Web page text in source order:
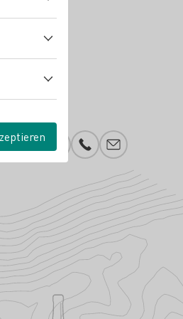
InstagramTelefonnummer
E-Mail-Adresse